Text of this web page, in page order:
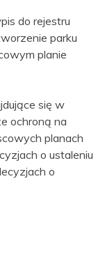
do rejestru
parku
planie
się w
ochroną na
planach
o ustaleniu
o